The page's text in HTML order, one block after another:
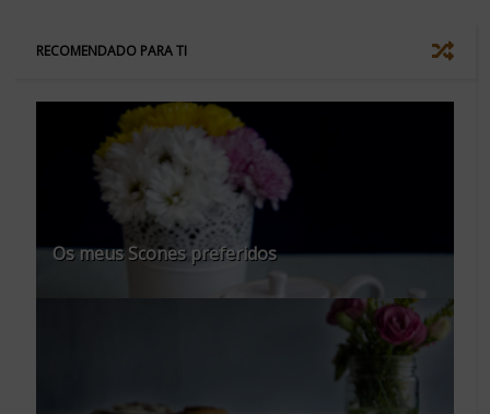
RECOMENDADO PARA TI
Os meus Scones preferidos